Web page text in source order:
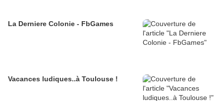
La Derniere Colonie - FbGames
Vacances ludiques..à Toulouse !